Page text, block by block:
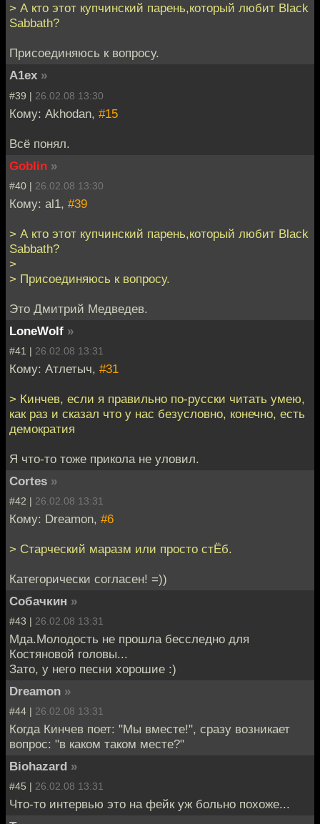
> А кто этот купчинский парень,который любит Black
Sabbath?
Присоединяюсь к вопросу.
A1ex »
#39 | 26.02.08 13:30
Кому: Akhodan, #15
Всё понял.
Goblin »
#40 | 26.02.08 13:30
Кому: al1, #39
> А кто этот купчинский парень,который любит Black
Sabbath?
>
> Присоединяюсь к вопросу.
Это Дмитрий Медведев.
LoneWolf »
#41 | 26.02.08 13:31
Кому: Атлетыч, #31
> Кинчев, если я правильно по-русски читать умею,
как раз и сказал что у нас безусловно, конечно, есть
демократия
Я что-то тоже прикола не уловил.
Cortes »
#42 | 26.02.08 13:31
Кому: Dreamon, #6
> Старческий маразм или просто стЁб.
Категорически согласен! =))
Собачкин »
#43 | 26.02.08 13:31
Мда.Молодость не прошла бесследно для
Костяновой головы...
Зато, у него песни хорошие :)
Dreamon »
#44 | 26.02.08 13:31
Когда Кинчев поет: "Мы вместе!", сразу возникает
вопрос: "в каком таком месте?"
Biohazard »
#45 | 26.02.08 13:31
Что-то интервью это на фейк уж больно похоже...